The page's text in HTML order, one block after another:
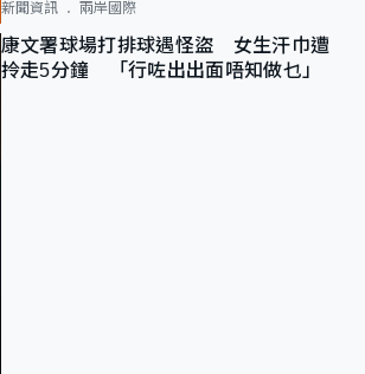
新聞資訊 兩岸國際
康文署球場打排球遇怪盜 女生汗巾遭
拎走5分鐘 「行咗出出面唔知做乜」